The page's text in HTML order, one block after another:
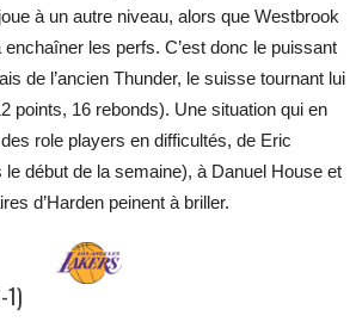
à un autre niveau, alors que Westbrook
les perfs. C’est donc le puissant
de l’ancien Thunder, le suisse tournant lui
points, 16 rebonds). Une situation qui en
role players en difficultés, de Eric
début de la semaine), à Danuel House et
d’Harden peinent à briller.
1)